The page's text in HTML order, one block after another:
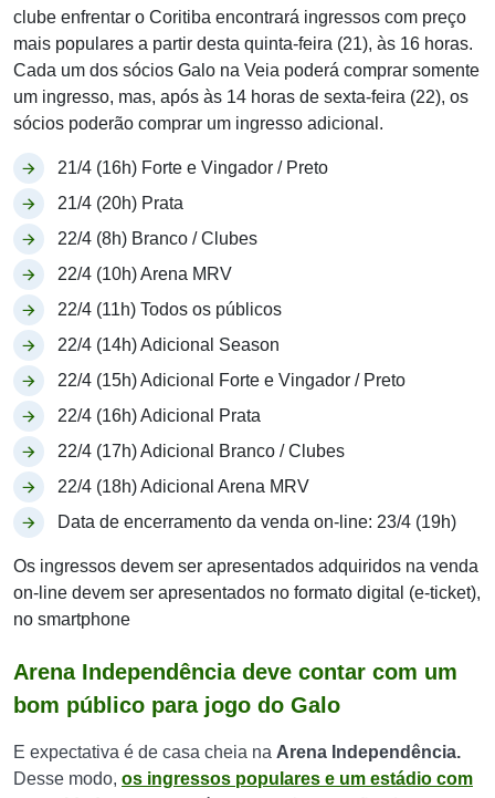
clube enfrentar o Coritiba encontrará ingressos com preço
mais populares a partir desta quinta-feira (21), às 16 horas.
Cada um dos sócios Galo na Veia poderá comprar somente
um ingresso, mas, após às 14 horas de sexta-feira (22), os
sócios poderão comprar um ingresso adicional.
21/4 (16h) Forte e Vingador / Preto
21/4 (20h) Prata
22/4 (8h) Branco / Clubes
22/4 (10h) Arena MRV
22/4 (11h) Todos os públicos
22/4 (14h) Adicional Season
22/4 (15h) Adicional Forte e Vingador / Preto
22/4 (16h) Adicional Prata
22/4 (17h) Adicional Branco / Clubes
22/4 (18h) Adicional Arena MRV
Data de encerramento da venda on-line: 23/4 (19h)
Os ingressos devem ser apresentados adquiridos na venda
on-line devem ser apresentados no formato digital (e-ticket),
no smartphone
Arena Independência deve contar com um
bom público para jogo do Galo
E expectativa é de casa cheia na Arena Independência.
Desse modo, os ingressos populares e um estádio com